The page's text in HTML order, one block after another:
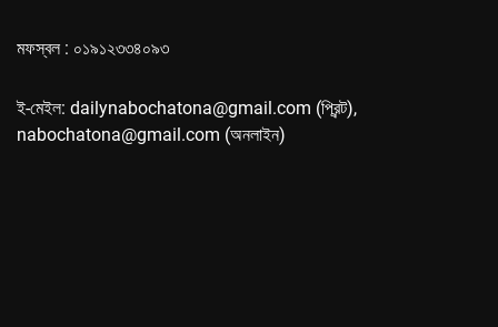
মফস্বল : ০১৯১২৩৩৪০৯৩
ই-মেইল: dailynabochatona@gmail.com (প্রিন্ট),
nabochatona@gmail.com (অনলাইন)